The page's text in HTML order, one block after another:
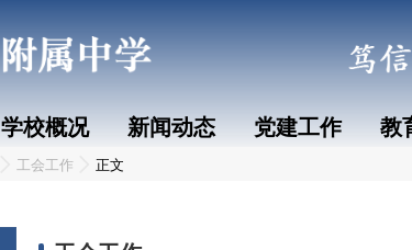
学校概况 新闻动态 党建工作 教
工会工作 正文